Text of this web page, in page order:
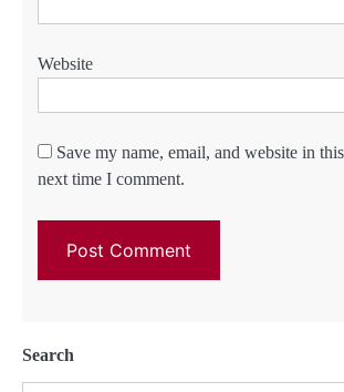
Website
Save my name, email, and website in
next time I comment.
Search